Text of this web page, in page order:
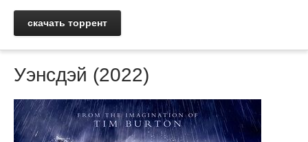
скачать торрент
Уэнсдэй (2022)